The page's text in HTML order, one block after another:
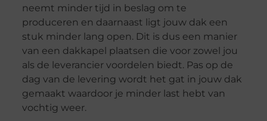
neemt minder tijd in beslag om te
produceren en daarnaast ligt jouw dak een
stuk minder lang open. Dit is dus een manier
van een dakkapel plaatsen die voor zowel jou
als de leverancier voordelen biedt. Pas op de
dag van de levering wordt het gat in jouw dak
gemaakt waardoor je minder last hebt van
vochtig weer.